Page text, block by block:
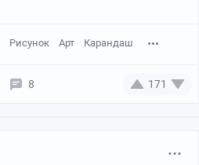
Рисунок Арт Карандаш
8 171